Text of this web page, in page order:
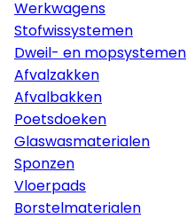
Werkwagens
Stofwissystemen
Dweil- en mopsystemen
Afvalzakken
Afvalbakken
Poetsdoeken
Glaswasmaterialen
Sponzen
Vloerpads
Borstelmaterialen